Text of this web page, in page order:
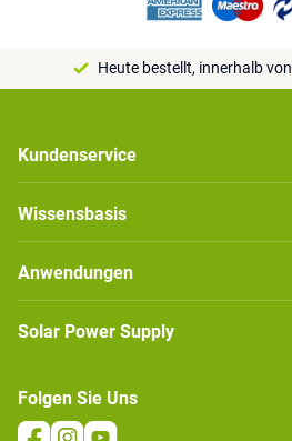
Heute bestellt, innerhalb von
Kundenservice
Wissensbasis
Anwendungen
Solar Power Supply
Folgen Sie Uns